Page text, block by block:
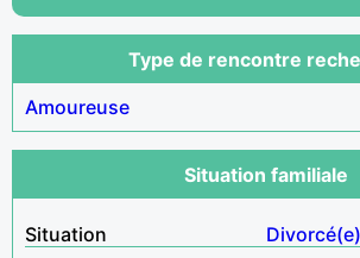
Type de rencontre
Amoureuse
Situation familiale
Situation
Divorcé(e)